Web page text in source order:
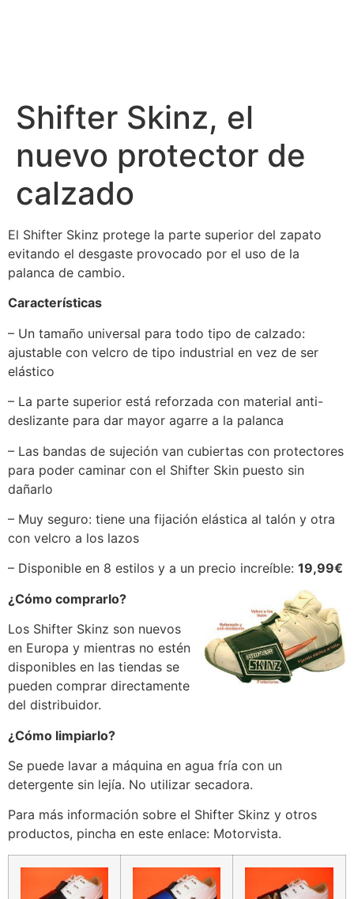
Shifter Skinz, el
nuevo protector de
calzado
El Shifter Skinz protege la parte superior del zapato
evitando el desgaste provocado por el uso de la
palanca de cambio.
Características
– Un tamaño universal para todo tipo de calzado:
ajustable con velcro de tipo industrial en vez de ser
elástico
– La parte superior está reforzada con material anti-
deslizante para dar mayor agarre a la palanca
– Las bandas de sujeción van cubiertas con protectores
para poder caminar con el Shifter Skin puesto sin
dañarlo
– Muy seguro: tiene una fijación elástica al talón y otra
con velcro a los lazos
– Disponible en 8 estilos y a un precio increíble: 19,99€
¿Cómo comprarlo?
Los Shifter Skinz son nuevos
en Europa y mientras no estén
disponibles en las tiendas se
pueden comprar directamente
del distribuidor.
¿Cómo limpiarlo?
Se puede lavar a máquina en agua fría con un
detergente sin lejía. No utilizar secadora.
Para más información sobre el Shifter Skinz y otros
productos, pincha en este enlace: Motorvista.